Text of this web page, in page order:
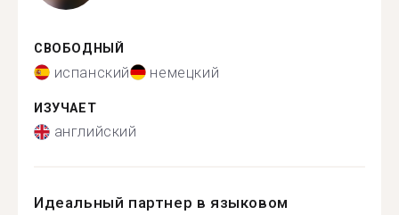
СВОБОДНЫЙ
испанский немецкий
ИЗУЧАЕТ
английский
Идеальный партнер в языковом